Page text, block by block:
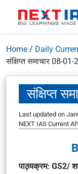
Home / Daily
संक्षिप्त समाचार 08-
संक्षिप्त
Last updated on
NEXT IAS Current
पाठ्यक्रम: GS2/